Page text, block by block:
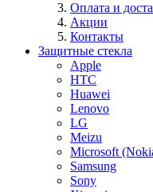
Оплата и
Акции
Контакты
Защитные стекла
Apple
HTC
Huawei
Lenovo
LG
Meizu
Microsoft
Samsung
Sony